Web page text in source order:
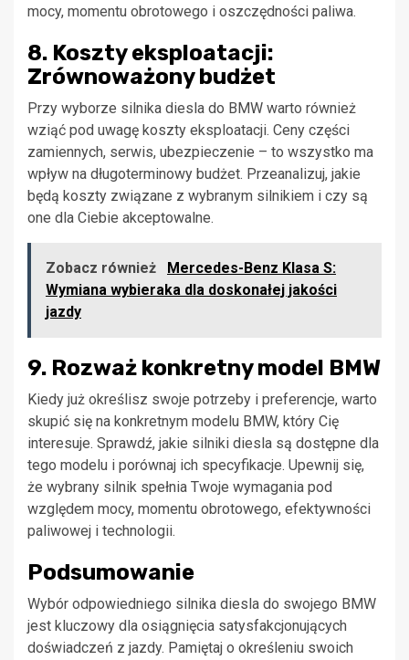
mocy, momentu obrotowego i oszczędności paliwa.
8. Koszty eksploatacji:
Zrównoważony budżet
Przy wyborze silnika diesla do BMW warto również
wziąć pod uwagę koszty eksploatacji. Ceny części
zamiennych, serwis, ubezpieczenie – to wszystko ma
wpływ na długoterminowy budżet. Przeanalizuj, jakie
będą koszty związane z wybranym silnikiem i czy są
one dla Ciebie akceptowalne.
Zobacz również
Mercedes-Benz Klasa S:
Wymiana wybieraka dla doskonałej jakości
jazdy
9. Rozważ konkretny model BMW
Kiedy już określisz swoje potrzeby i preferencje, warto
skupić się na konkretnym modelu BMW, który Cię
interesuje. Sprawdź, jakie silniki diesla są dostępne dla
tego modelu i porównaj ich specyfikacje. Upewnij się,
że wybrany silnik spełnia Twoje wymagania pod
względem mocy, momentu obrotowego, efektywności
paliwowej i technologii.
Podsumowanie
Wybór odpowiedniego silnika diesla do swojego BMW
jest kluczowy dla osiągnięcia satysfakcjonujących
doświadczeń z jazdy. Pamiętaj o określeniu swoich